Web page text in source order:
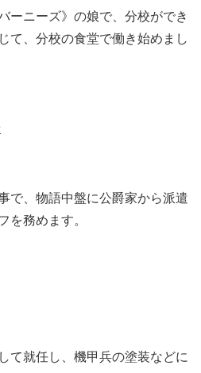
ーニーズ》の娘で、分校ができ
て、分校の食堂で働き始めまし
で、物語中盤に公爵家から派遣
を務めます。
て就任し、機甲兵の塗装などに